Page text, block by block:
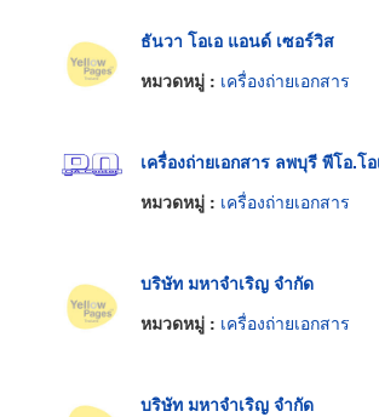
ธันวา โอเอ แอนด์ เซอร์วิส
หมวดหมู่ : เครื่องถ่ายเอกสาร
เครื่องถ่ายเอกสาร ลพบุรี พีโอ.โ
หมวดหมู่ : เครื่องถ่ายเอกสาร
บริษัท มหาจำเริญ จำกัด
หมวดหมู่ : เครื่องถ่ายเอกสาร
บริษัท มหาจำเริญ จำกัด